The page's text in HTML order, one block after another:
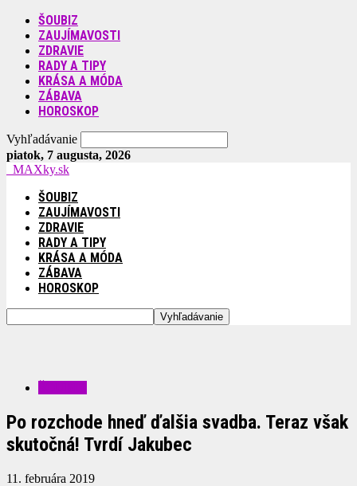
ŠOUBIZ
ZAUJÍMAVOSTI
ZDRAVIE
RADY A TIPY
KRÁSA A MÓDA
ZÁBAVA
HOROSKOP
Vyhľadávanie
piatok, 7 augusta, 2026
MAXky.sk
ŠOUBIZ
ZAUJÍMAVOSTI
ZDRAVIE
RADY A TIPY
KRÁSA A MÓDA
ZÁBAVA
HOROSKOP
Po rozchode hneď ďalšia svadba. Teraz však
skutočná! Tvrdí Jakubec
11. februára 2019